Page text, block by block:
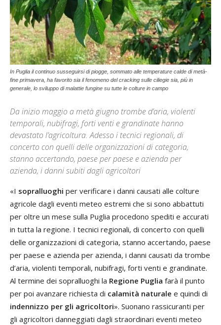
In Puglia il continuo susseguirsi di piogge, sommato alle temperature calde di metà-
fine primavera, ha favorito sia il fenomeno del cracking sulle ciliegie sia, più in
generale, lo sviluppo di malattie fungine su tutte le colture in campo
Da inizio maggio a metà giugno trombe d’aria, violenti
temporali, nubifragi, forti venti e grandinate hanno
devastato l’agricoltura. Adesso i tecnici regionali, di
concerto con quelli delle organizzazioni di categoria,
stanno accertando, paese per paese e azienda per
azienda, i danni subiti dagli agricoltori
«I sopralluoghi per verificare i danni causati alle colture
agricole dagli eventi meteo estremi che si sono abbattuti
per oltre un mese sulla Puglia procedono spediti e accurati
in tutta la regione. I tecnici regionali, di concerto con quelli
delle organizzazioni di categoria, stanno accertando, paese
per paese e azienda per azienda, i danni causati da trombe
d’aria, violenti temporali, nubifragi, forti venti e grandinate.
Al termine dei sopralluoghi la Regione Puglia farà il punto
per poi avanzare richiesta di calamità naturale e quindi di
indennizzo per gli agricoltori». Suonano rassicuranti per
gli agricoltori danneggiati dagli straordinari eventi meteo